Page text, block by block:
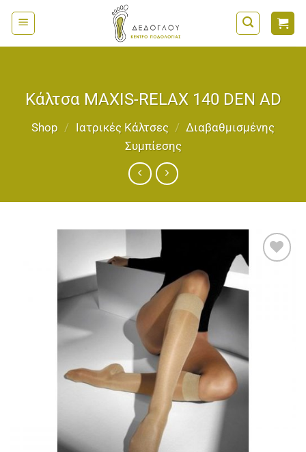
Μετάβαση
στο
περιεχόμενο
Κάλτσα MAXIS-RELAX 140 DEN AD
Shop / Ιατρικές Κάλτσες / Διαβαθμισμένης
Συμπίεσης